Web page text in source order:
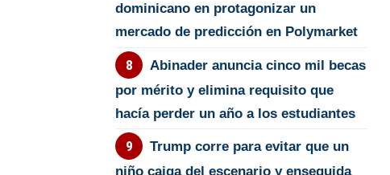
dominicano en protagonizar un
mercado de predicción en Polymarket
Abinader anuncia cinco mil becas
por mérito y elimina requisito que
hacía perder un año a los estudiantes
Trump corre para evitar que un
niño caiga del escenario y enseguida